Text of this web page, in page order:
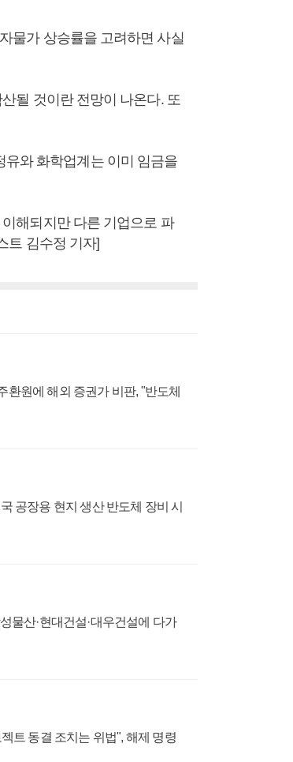
물가 상승률을 고려하면 사실
될 것이란 전망이 나온다. 또
유와 화학업계는 이미 임금을
해되지만 다른 기업으로 파
트 김수정 기자]
원에 해외 증권가 비판, "반도체
공장용 현지 생산 반도체 장비 시
물산·현대건설·대우건설에 다가
트 동결 조치는 위법", 해제 명령